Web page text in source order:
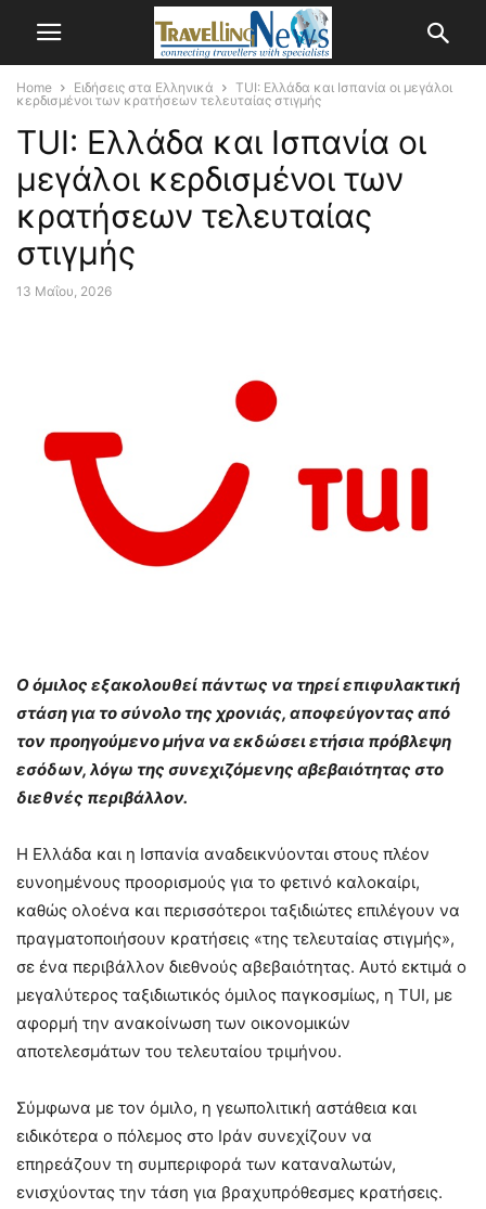
Home Ειδήσεις στα Ελληνικά
TUI: Ελλάδα και Ισπανία οι μεγάλοι
κερδισμένοι των κρατήσεων τελευταίας στιγμής
TUI: Ελλάδα και Ισπανία οι
μεγάλοι κερδισμένοι των
κρατήσεων τελευταίας
στιγμής
13 Μαΐου, 2026
Ο όμιλος εξακολουθεί πάντως να τηρεί επιφυλακτική
στάση για το σύνολο της χρονιάς, αποφεύγοντας από
τον προηγούμενο μήνα να εκδώσει ετήσια πρόβλεψη
εσόδων, λόγω της συνεχιζόμενης αβεβαιότητας στο
διεθνές περιβάλλον.
Η Ελλάδα και η Ισπανία αναδεικνύονται στους πλέον
ευνοημένους προορισμούς για το φετινό καλοκαίρι,
καθώς ολοένα και περισσότεροι ταξιδιώτες επιλέγουν να
πραγματοποιήσουν κρατήσεις «της τελευταίας στιγμής»,
σε ένα περιβάλλον διεθνούς αβεβαιότητας. Αυτό εκτιμά ο
μεγαλύτερος ταξιδιωτικός όμιλος παγκοσμίως, η TUI, με
αφορμή την ανακοίνωση των οικονομικών
αποτελεσμάτων του τελευταίου τριμήνου.
Σύμφωνα με τον όμιλο, η γεωπολιτική αστάθεια και
ειδικότερα ο πόλεμος στο Ιράν συνεχίζουν να
επηρεάζουν τη συμπεριφορά των καταναλωτών,
ενισχύοντας την τάση για βραχυπρόθεσμες κρατήσεις.